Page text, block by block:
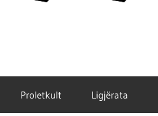
Proletkult Ligjërata